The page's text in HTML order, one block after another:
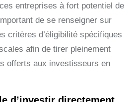
entreprises à fort potentiel de
de se renseigner sur
critères d’éligibilité spécifiques
afin de tirer pleinement
offerts aux investisseurs en
d’investir directement